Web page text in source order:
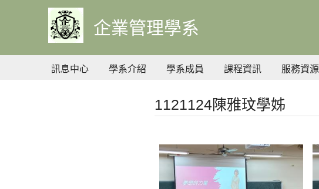
要
內
容
企業管理學系
訊息中心 學系介紹 學系成員 課程資訊 服務資源
1121124陳雅玟學姊